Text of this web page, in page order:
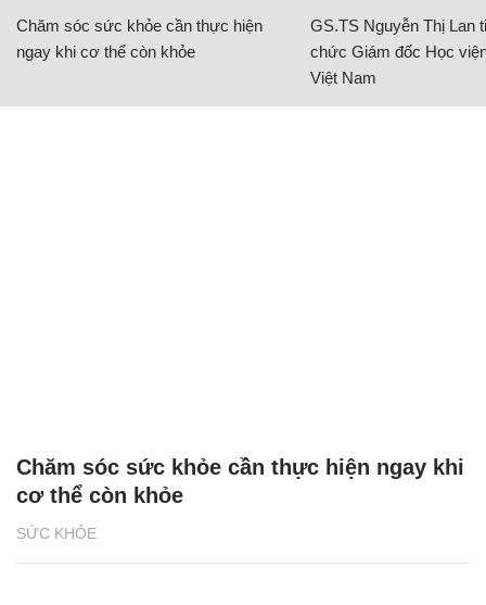
Chăm sóc sức khỏe cần thực hiện
ngay khi cơ thể còn khỏe
GS.TS Nguyễn Thị Lan
chức Giám đốc Học
Việt Nam
SỨC KHỎE
Chăm sóc sức khỏe cần thực hiện ngay khi
cơ thể còn khỏe